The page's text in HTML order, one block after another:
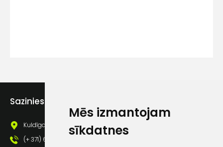
Mēs izmantojam
sīkdatnes
Sazinies ar mums
Kuldīgas iela 69a, Saldus, Saldus nov., LV - 3801
(+ 371) 63 881 186
pastā